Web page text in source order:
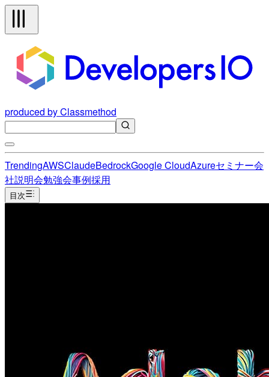
produced by Classmethod
TrendingAWSClaudeBedrockGoogle CloudAzureセミナー会
社説明会勉強会事例採用
目次